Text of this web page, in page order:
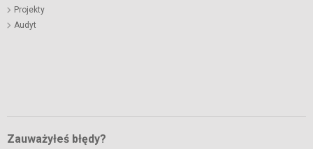
Projekty
Audyt
Zauważyłeś błędy?